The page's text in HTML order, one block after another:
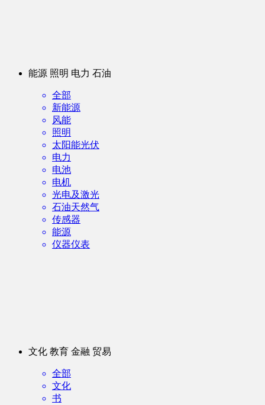
能源 照明 电力 石油
全部
新能源
风能
照明
太阳能光伏
电力
电池
电机
光电及激光
石油天然气
传感器
能源
仪器仪表
文化 教育 金融 贸易
全部
文化
书